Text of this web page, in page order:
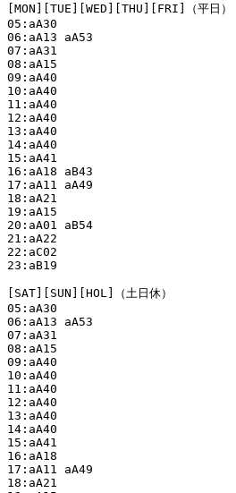
[MON][TUE][WED][THU][FRI]（平日）
05:aA30
06:aA13 aA53
07:aA31
08:aA15
09:aA40
10:aA40
11:aA40
12:aA40
13:aA40
14:aA40
15:aA41
16:aA18 aB43
17:aA11 aA49
18:aA21
19:aA15
20:aA01 aB54
21:aA22
22:aC02
23:aB19
[SAT][SUN][HOL]（土日休）
05:aA30
06:aA13 aA53
07:aA31
08:aA15
09:aA40
10:aA40
11:aA40
12:aA40
13:aA40
14:aA40
15:aA41
16:aA18
17:aA11 aA49
18:aA21